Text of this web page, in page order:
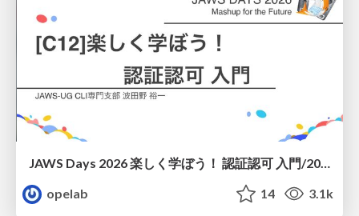
JAWS Days 2026 楽しく学ぼう！ 認証認可 入門/20260307-jaws-days-novice-lane-auth
opelab
14 3.1k